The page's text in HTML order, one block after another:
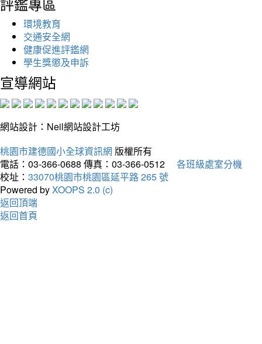
環境教育
交通安全網
健康促進評鑑網
學生獎懲及申訴
宣導網站
網站設計：Neil網站設計工坊
桃園市建德國小全球資訊網 版權所有
電話：03-366-0688 傳真：03-366-0512
各班級處室分機
校址： 33070桃園市桃園區延平路 265 號
Powered byXOOPS 2.0 (c)
返回頂端
返回首頁